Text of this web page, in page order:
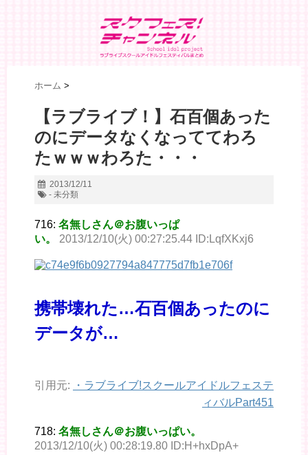
ホーム >
【ラブライブ！】石百個あった
のにデータなくなっててわろ
たｗｗｗわろた・・・
2013/12/11
- 未分類
716: 名無しさん＠お腹いっぱ
い。
2013/12/10(火) 00:27:25.44 ID:LqfXKxj6
携帯壊れた…石百個あったのに
データが…
引用元: ・ ラブライブ!スクールアイドルフェステ
ィバルPart451
718: 名無しさん＠お腹いっぱい。
2013/12/10(火) 00:28:19.80 ID:H+hxDpA+